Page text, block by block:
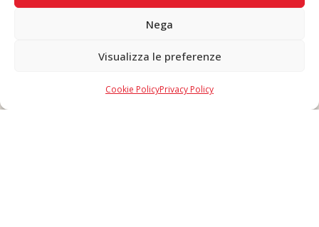
Nega
Visualizza le preferenze
Cookie PolicyPrivacy Policy
Copyright © 2026 F. Divella S.p.A. - P.IVA 00257660720 - REA: 35658